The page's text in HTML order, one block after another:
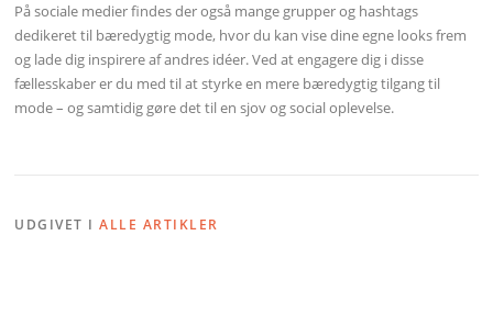
På sociale medier findes der også mange grupper og hashtags
dedikeret til bæredygtig mode, hvor du kan vise dine egne looks frem
og lade dig inspirere af andres idéer. Ved at engagere dig i disse
fællesskaber er du med til at styrke en mere bæredygtig tilgang til
mode – og samtidig gøre det til en sjov og social oplevelse.
UDGIVET IALLE ARTIKLER